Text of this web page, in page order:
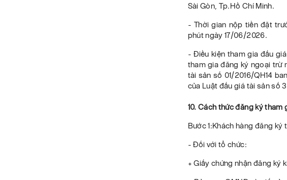
Sài Gòn, Tp.Hồ Chí Minh.
- Thời gian nộp tiền đặt
phút ngày 17/06/2026.
- Điều kiện tham gia đấu
tham gia đăng ký ngoại trừ
tài sản số 01/2016/QH14
của Luật đấu giá tài sản số
10. Cách thức đăng ký tham
Bước 1:Khách hàng đăng
- Đối với tổ chức:
+ Giấy chứng nhận đăng ký